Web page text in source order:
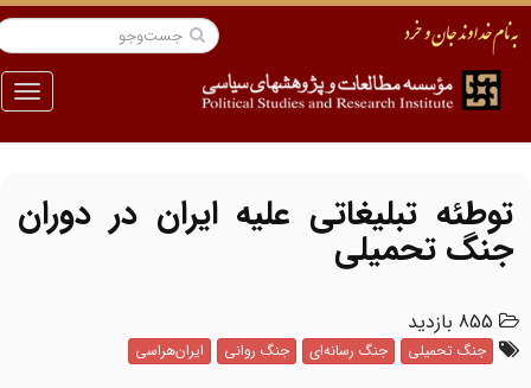
منو
توطئه تبلیغاتی علیه ایران در دوران
جنگ تحمیلی
855 بازدید
جنگ تحمیلی جنگ رسانه‌ای جنگ روانی ایران‌هراسی